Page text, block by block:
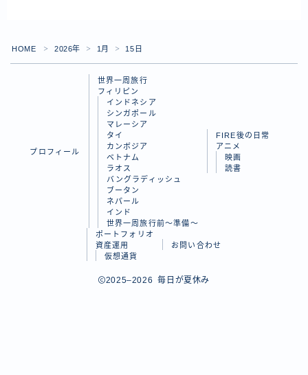
バングラディッシュ
ネパール
世界一周旅行前～準備～
HOME ＞ 2026年 ＞ 1月 ＞ 15日
プロフィール
世界一周旅行
フィリピン
インドネシア
シンガポール
マレーシア
タイ
カンボジア
ベトナム
ラオス
バングラディッシュ
ブータン
ネパール
インド
世界一周旅行前～準備～
FIRE後の日常
アニメ
映画
読書
ポートフォリオ
資産運用
仮想通貨
お問い合わせ
2025–2026 毎日が夏休み